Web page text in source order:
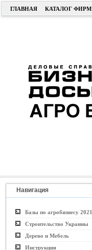
ГЛАВНАЯ КАТАЛОГ ФИРМ
Навигация
Базы по агробизнесу 2021
Строительство Украины
Дерево и Мебель
Инструкция